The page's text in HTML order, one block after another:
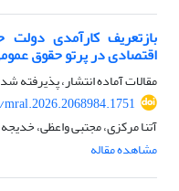
بازتعریف کارآمدی
اقتصادی در پرتو حقوق
مقالات آماده انتشار، پذیرفته
آتنا مرکزی، مجتبی واعظی،
مشاهده مقاله